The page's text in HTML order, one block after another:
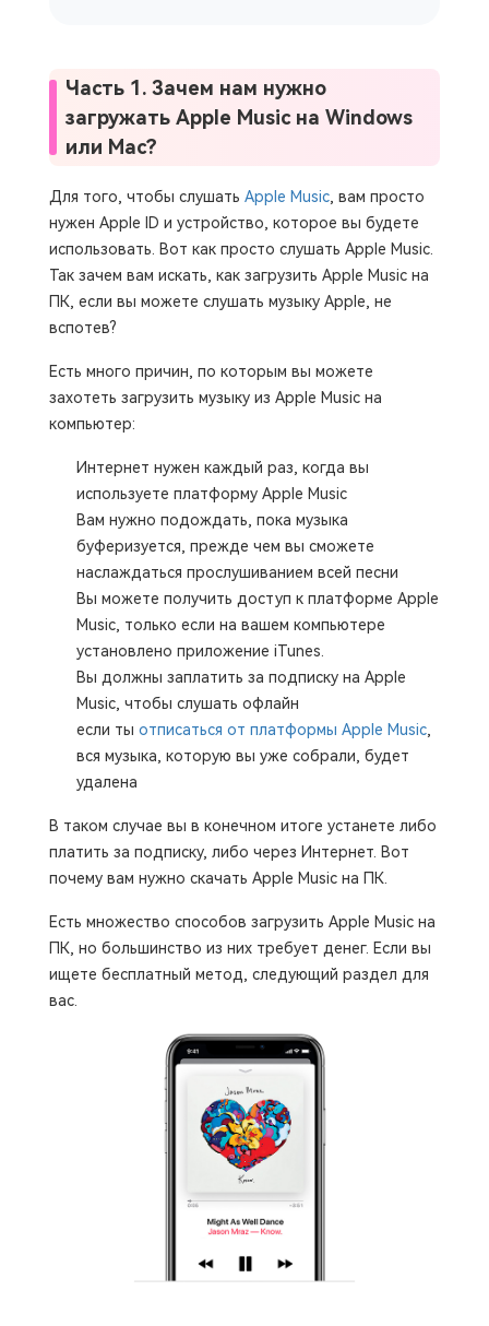
Часть 1. Зачем нам нужно
загружать Apple Music на Windows
или Mac?
Для того, чтобы слушать Apple Music, вам просто
нужен Apple ID и устройство, которое вы будете
использовать. Вот как просто слушать Apple Music.
Так зачем вам искать, как загрузить Apple Music на
ПК, если вы можете слушать музыку Apple, не
вспотев?
Есть много причин, по которым вы можете
захотеть загрузить музыку из Apple Music на
компьютер:
Интернет нужен каждый раз, когда вы
используете платформу Apple Music
Вам нужно подождать, пока музыка
буферизуется, прежде чем вы сможете
наслаждаться прослушиванием всей песни
Вы можете получить доступ к платформе Apple
Music, только если на вашем компьютере
установлено приложение iTunes.
Вы должны заплатить за подписку на Apple
Music, чтобы слушать офлайн
если ты отписаться от платформы Apple Music,
вся музыка, которую вы уже собрали, будет
удалена
В таком случае вы в конечном итоге устанете либо
платить за подписку, либо через Интернет. Вот
почему вам нужно скачать Apple Music на ПК.
Есть множество способов загрузить Apple Music на
ПК, но большинство из них требует денег. Если вы
ищете бесплатный метод, следующий раздел для
вас.